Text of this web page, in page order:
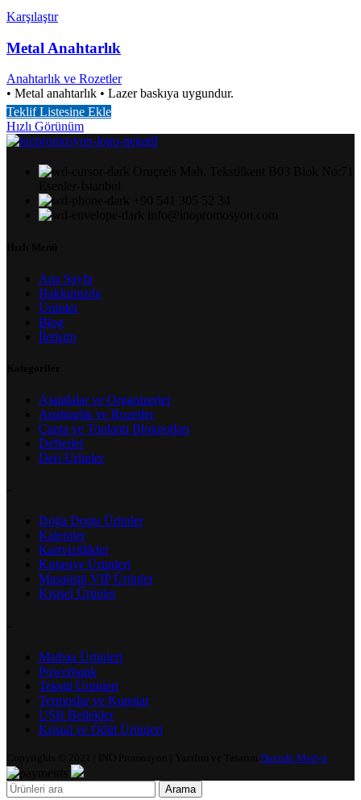
Karşılaştır
Metal Anahtarlık
Anahtarlık ve Rozetler
• Metal anahtarlık • Lazer baskıya uygundur.
Teklif Listesine Ekle
Hızlı Görünüm
Ana Sayfa
Hakkımızda
Ürünler
Blog
İletişim
Ajandalar ve Organizerler
Anahtarlık ve Rozetler
Çanta ve Toplantı Bloknotları
Defterler
Deri Ürünler
Doğa Dostu Ürünler
Kalemler
Kartvizitlikler
Kırtasiye Ürünleri
Masaüstü VIP Ürünler
Kişisel Ürünler
Matbaa Ürünleri
Powerbank
Tekstil Ürünleri
Termoslar ve Kupalar
USB Bellekler
Kristal ve Ödül Ürünleri
Duende Medya
Arama